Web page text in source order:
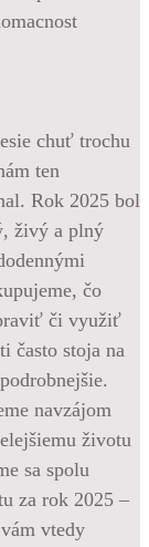
chuť trochu
ten
Rok 2025 bol
živý a plný
čo
či využiť
často stoja na
navzájom
životu
sa spolu
za rok 2025 –
vtedy